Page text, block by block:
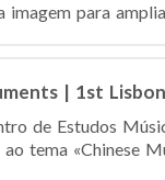
para
| 1st
de Estudos
tema «Chinese